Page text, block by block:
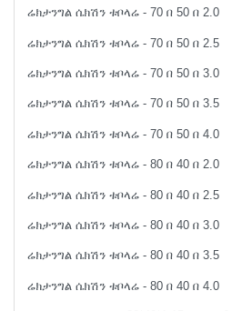
ሬክታንግል ሴክሽን ቱቦላሬ - 70 በ 50 በ 2.0
ሬክታንግል ሴክሽን ቱቦላሬ - 70 በ 50 በ 2.5
ሬክታንግል ሴክሽን ቱቦላሬ - 70 በ 50 በ 3.0
ሬክታንግል ሴክሽን ቱቦላሬ - 70 በ 50 በ 3.5
ሬክታንግል ሴክሽን ቱቦላሬ - 70 በ 50 በ 4.0
ሬክታንግል ሴክሽን ቱቦላሬ - 80 በ 40 በ 2.0
ሬክታንግል ሴክሽን ቱቦላሬ - 80 በ 40 በ 2.5
ሬክታንግል ሴክሽን ቱቦላሬ - 80 በ 40 በ 3.0
ሬክታንግል ሴክሽን ቱቦላሬ - 80 በ 40 በ 3.5
ሬክታንግል ሴክሽን ቱቦላሬ - 80 በ 40 በ 4.0